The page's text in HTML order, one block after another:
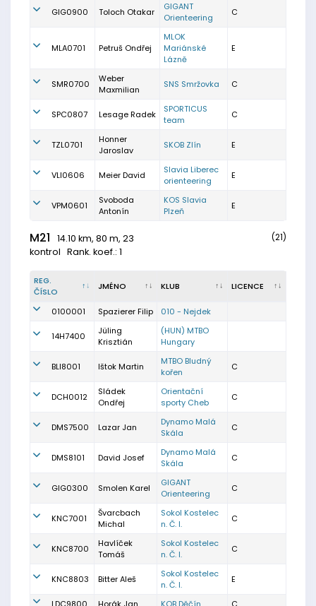
GIG0900 Toloch Otakar
GIGANT
Orienteering
C
MLA0701 Petruš Ondřej
MLOK
Mariánské
Lázně
E
SMR0700
Weber
Maxmilian
SNS Smržovka C
SPC0807 Lesage Radek
SPORTICUS
team
C
TZL0701
Honner
Jaroslav
SKOB Zlín E
VLI0606 Meier David
Slavia Liberec
orienteering
E
VPM0601
Svoboda
Antonín
KOS Slavia
Plzeň
E
M21
14.10 km, 80 m, 23
kontrol Rank. koef.: 1
(21)
REG.
ČÍSLO
JMÉNO KLUB LICENCE
0100001 Spazierer Filip 010 - Nejdek
14H7400
Jüling
Krisztián
(HUN) MTBO
Hungary
BLI8001 Ištok Martin
MTBO Bludný
kořen
C
DCH0012
Sládek
Ondřej
Orientační
sporty Cheb
C
DMS7500 Lazar Jan
Dynamo Malá
Skála
C
DMS8101 David Josef
Dynamo Malá
Skála
C
GIG0300 Smolen Karel
GIGANT
Orienteering
C
KNC7001
Švarcbach
Michal
Sokol Kostelec
n. Č. l.
C
KNC8700
Havlíček
Tomáš
Sokol Kostelec
n. Č. l.
C
KNC8803 Bitter Aleš
Sokol Kostelec
n. Č. l.
E